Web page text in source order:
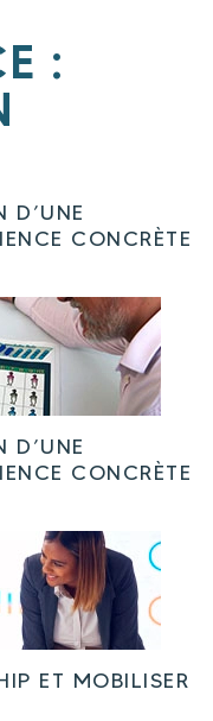
:
D’UNE
CONCRÈTE
D’UNE
CONCRÈTE
ET MOBILISER